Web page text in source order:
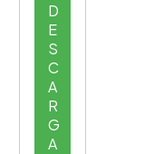
D
E
S
C
A
R
G
A